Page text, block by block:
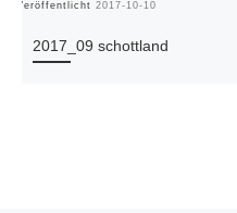
Veröffentlicht2017-10-10
2017_09 schottland